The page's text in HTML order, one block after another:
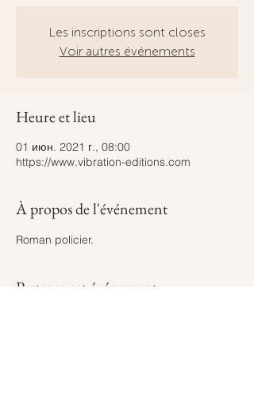
Les inscriptions sont closes
Voir autres événements
Heure et lieu
01 июн. 2021 г., 08:00
https://www.vibration-editions.com
À propos de l'événement
Roman policier.
Partager cet événement